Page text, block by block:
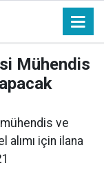
Mühendis
ve
alımı için ilana